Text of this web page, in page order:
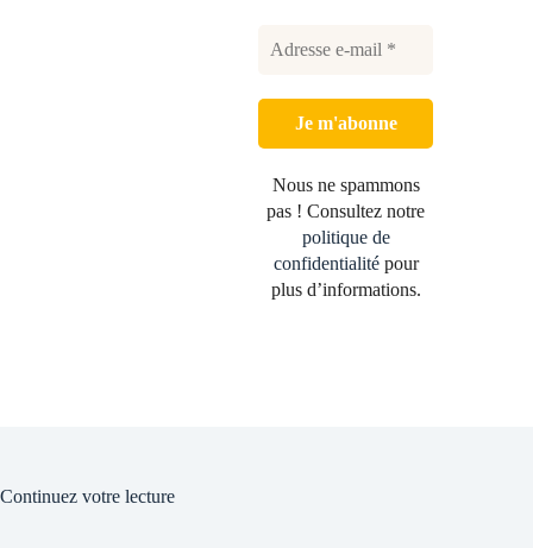
Nous ne spammons
pas ! Consultez notre
politique de
confidentialitépour
plus d’informations.
Continuez votre lecture